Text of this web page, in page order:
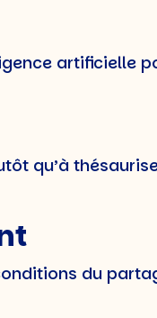
artificielle
qu’à
du